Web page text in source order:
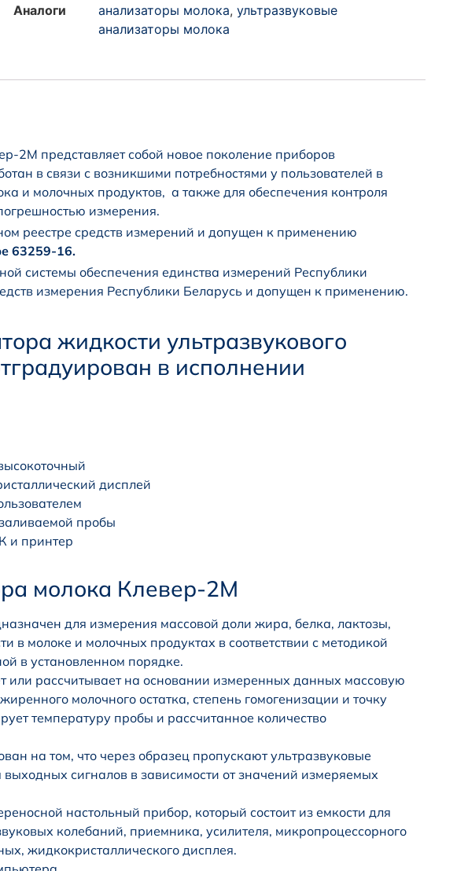
Аналоги
анализаторы молока, ультразвуковые
анализаторы молока
2М представляет собой новое поколение приборов
в связи с возникшими потребностями у пользователей в
и молочных продуктов, а также для обеспечения контроля
измерения.
реестре средств измерений и допущен к применению
63259-16.
системы обеспечения единства измерений Республики
измерения Республики Беларусь и допущен к применению.
жидкости ультразвукового
в исполнении
дисплей
пробы
и принтер
молока Клевер-2М
для измерения массовой доли жира, белка, лактозы,
в молоке и молочных продуктах в соответствии с методикой
в установленном порядке.
или рассчитывает на основании измеренных данных массовую
молочного остатка, степень гомогенизации и точку
температуру пробы и рассчитанное количество
на том, что через образец пропускают ультразвуковые
сигналов в зависимости от значений измеряемых
настольный прибор, который состоит из емкости для
колебаний, приемника, усилителя, микропроцессорного
жидкокристаллического дисплея.